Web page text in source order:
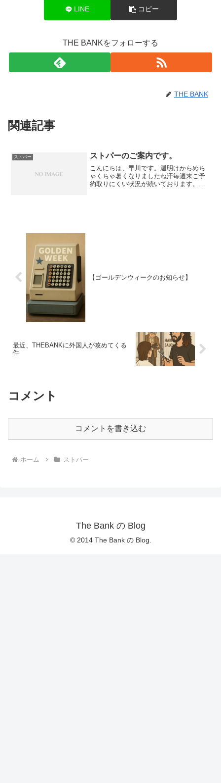
LINE コピー
THE BANKをフォローする
THE BANK
関連記事
ストパー ストパーのご案内です。
こんにちは、早川です。週明けからめち
ゃくちゃ暑くなりましたね汗毎週末ご予
約取りにくい状況が続いております。申
【ゴールデンウィークのお知らせ】
最近、THEBANKに外国人が攻めてくる
件
コメント
コメントを書き込む
ホーム ストパー
The Bank の Blog
© 2014 The Bank の Blog.